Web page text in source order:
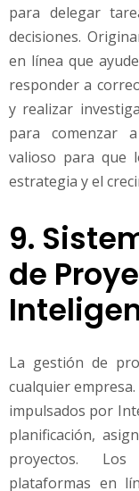
para delegar
decisiones.
en línea que
responder a
y realizar
para comenzar
valioso para que
estrategia y el
9.
de
La gestión de
cualquier
impulsados por
planificación,
proyectos.
plataformas en